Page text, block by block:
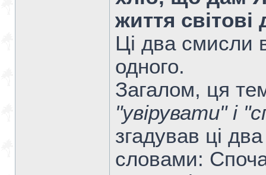
життя світові
Ці два смисли
одного.
Загалом, ця
"увірувати" і
згадував ці
словами: